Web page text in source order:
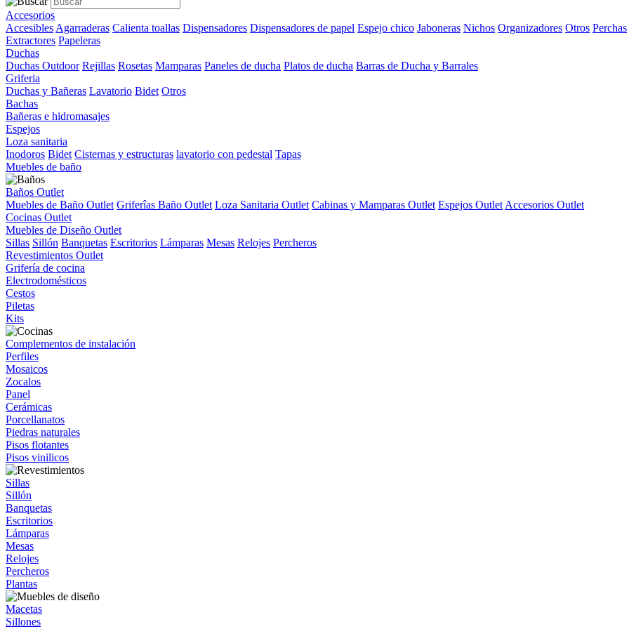
Accesorios
Accesibles Agarraderas Calienta toallas Dispensadores Dispensadores de papel Espejo chico Jaboneras Nichos Organizadores Otros Perchas
Extractores Papeleras
Duchas
Duchas Outdoor Rejillas Rosetas Mamparas Paneles de ducha Platos de ducha Barras de Ducha y Barrales
Griferia
Duchas y Bañeras Lavatorio Bidet Otros
Bachas
Bañeras e hidromasajes
Espejos
Loza sanitaria
Inodoros Bidet Cisternas y estructuras lavatorio con pedestal Tapas
Muebles de baño
Baños Outlet
Muebles de Baño Outlet Griferîas Baño Outlet Loza Sanitaria Outlet Cabinas y Mamparas Outlet Espejos Outlet Accesorios Outlet
Cocinas Outlet
Muebles de Diseño Outlet
Sillas Sillón Banquetas Escritorios Lámparas Mesas Relojes Percheros
Revestimientos Outlet
Grifería de cocina
Electrodomésticos
Cestos
Piletas
Kits
Complementos de instalación
Perfiles
Mosaicos
Zocalos
Panel
Cerámicas
Porcellanatos
Piedras naturales
Pisos flotantes
Pisos vinilicos
Sillas
Sillón
Banquetas
Escritorios
Lámparas
Mesas
Relojes
Percheros
Plantas
Macetas
Sillones